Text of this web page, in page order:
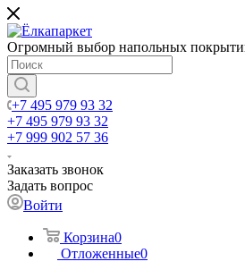
Огромный выбор напольных
+7 495 979 93 32
+7 495 979 93 32
+7 999 902 57 36
Заказать звонок
Задать вопрос
Войти
Корзина0
Отложенные0